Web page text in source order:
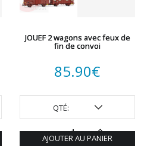
JOUEF 2 wagons avec feux de
fin de convoi
85.90€
QTÉ:
AJOUTER AU PANIER